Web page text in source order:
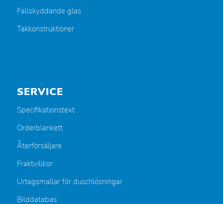
Fallskyddande glas
Takkonstruktioner
SERVICE
Specifikationstext
Orderblankett
Återförsäljare
Fraktvillkor
Urtagsmallar för duschlösningar
Bilddatabas